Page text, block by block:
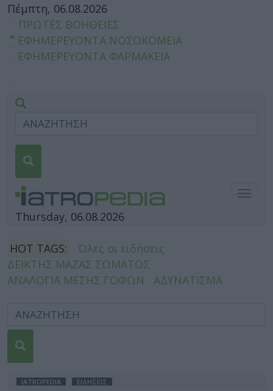
Πέμπτη, 06.08.2026
ΠΡΩΤΕΣ ΒΟΗΘΕΙΕΣ
ΕΦΗΜΕΡΕΥΟΝΤΑ ΝΟΣΟΚΟΜΕΙΑ
ΕΦΗΜΕΡΕΥΟΝΤΑ ΦΑΡΜΑΚΕΙΑ
Thursday, 06.08.2026
HOT TAGS:
Όλες οι ειδήσεις
ΔΕΙΚΤΗΣ ΜΑΖΑΣ ΣΩΜΑΤΟΣ
ΑΝΑΛΟΓΙΑ ΜΕΣΗΣ ΓΟΦΩΝ
ΑΔΥΝΑΤΙΣΜΑ
IATROPEDIA ΕΙΔΗΣΕΙΣ